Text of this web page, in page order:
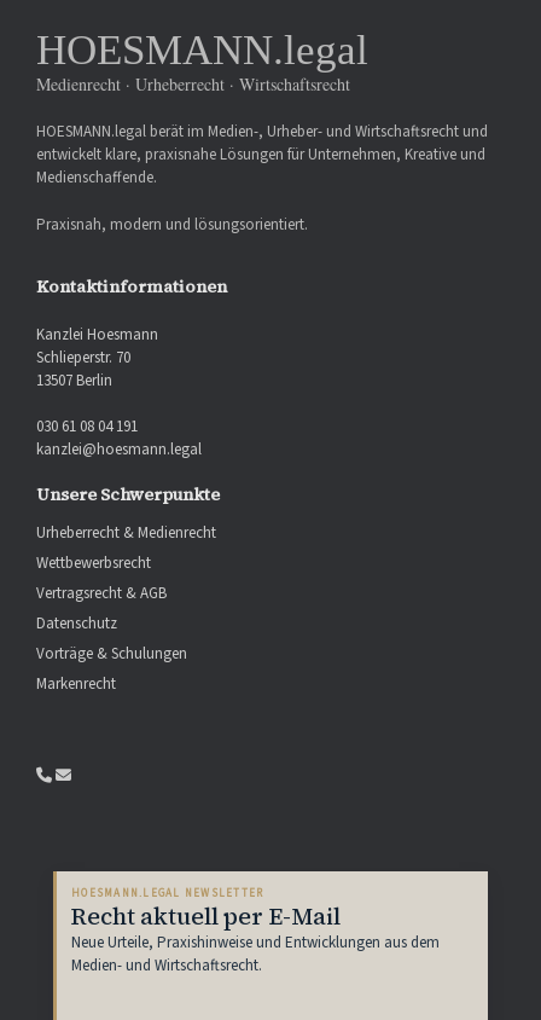
HOESMANN.legal
Medienrecht · Urheberrecht · Wirtschaftsrecht
HOESMANN.legal berät im Medien-, Urheber- und Wirtschaftsrecht und
entwickelt klare, praxisnahe Lösungen für Unternehmen, Kreative und
Medienschaffende.
Praxisnah, modern und lösungsorientiert.
Kontaktinformationen
Kanzlei Hoesmann
Schlieperstr. 70
13507 Berlin
030 61 08 04 191
kanzlei@hoesmann.legal
Unsere Schwerpunkte
Urheberrecht & Medienrecht
Wettbewerbsrecht
Vertragsrecht & AGB
Datenschutz
Vorträge & Schulungen
Markenrecht
HOESMANN.LEGAL NEWSLETTER
Recht aktuell per E-Mail
Neue Urteile, Praxishinweise und Entwicklungen aus dem
Medien- und Wirtschaftsrecht.